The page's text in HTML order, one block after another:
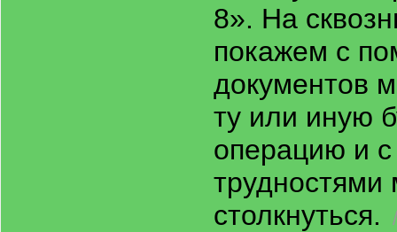
8». На
покажем с
документов
ту или иную
операцию и
столкнуться.